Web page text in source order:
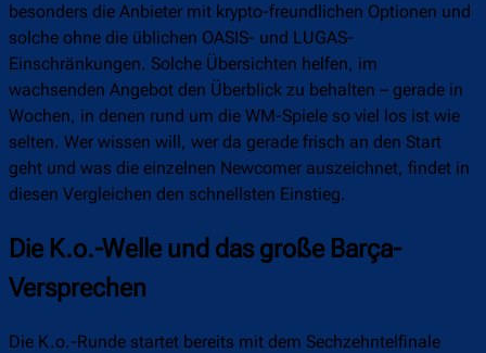
besonders die Anbieter mit krypto-freundlichen Optionen und
solche ohne die üblichen OASIS- und LUGAS-
Einschränkungen. Solche Übersichten helfen, im
wachsenden Angebot den Überblick zu behalten – gerade in
Wochen, in denen rund um die WM-Spiele so viel los ist wie
selten. Wer wissen will, wer da gerade frisch an den Start
geht und was die einzelnen Newcomer auszeichnet, findet in
diesen Vergleichen den schnellsten Einstieg.
Die K.o.-Welle und das große Barça-
Versprechen
Die K.o.-Runde startet bereits mit dem Sechzehntelfinale